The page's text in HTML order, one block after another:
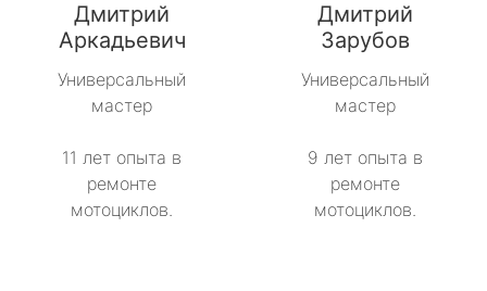
Дмитрий
Аркадьевич
Универсальный
мастер
11 лет опыта в
ремонте
мотоциклов.
Дмитрий
Зарубов
Универсальный
мастер
9 лет опыта в
ремонте
мотоциклов.